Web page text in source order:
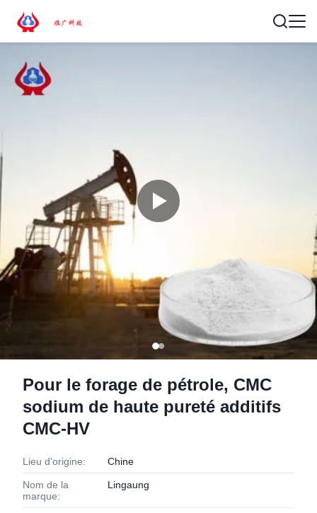
Pour le forage de pétrole, CMC
sodium de haute pureté additifs
CMC-HV
Lieu d'origine: Chine
Nom de la
marque:
Lingaung